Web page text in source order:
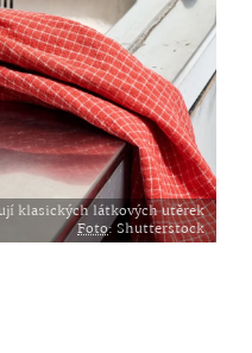
klasických látkových utěrek
Foto: Shutterstock